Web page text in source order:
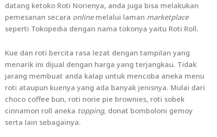
datang ketoko Roti Norienya, anda juga bisa melakukan
pemesanan secara online melalui laman marketplace
seperti Tokopedia dengan nama tokonya yaitu Roti Roll.
Kue dan roti bercita rasa lezat dengan tampilan yang
menarik ini dijual dengan harga yang terjangkau. Tidak
jarang membuat anda kalap untuk mencoba aneka menu
roti ataupun kuenya yang ada banyak jenisnya. Mulai dari
choco coffee bun, roti norie pie brownies, roti sobek
cinnamon roll aneka topping, donat bomboloni gemoy
serta lain sebagainya.